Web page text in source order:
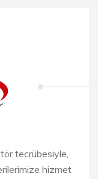
tecrübesiyle,
hizmet